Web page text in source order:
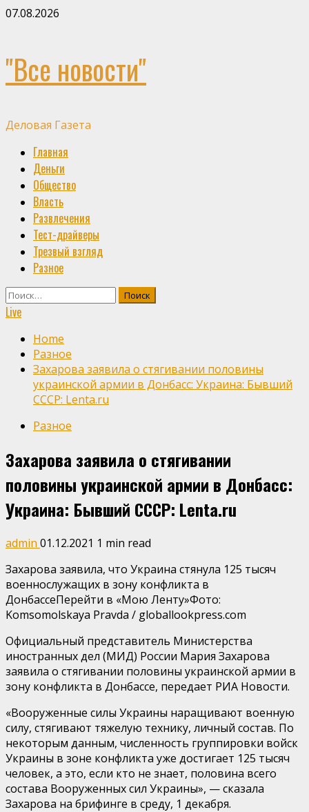
Skip
07.08.2026
"Все новости"
Деловая Газета
Primary
Menu
Главная
Деньги
Общество
Власть
Развлечения
Тест-драйверы
Трезвый взгляд
Разное
Найти:
Live
Home
Разное
Захарова заявила о стягивании половины
украинской армии в Донбасс: Украина: Бывший
СССР: Lenta.ru
Разное
Захарова заявила о стягивании
половины украинской армии в Донбасс:
Украина: Бывший СССР: Lenta.ru
admin 01.12.2021 1 min read
Захарова заявила, что Украина стянула 125 тысяч
военнослужащих в зону конфликта в
ДонбассеПерейти в «Мою Ленту»Фото:
Komsomolskaya Pravda / globallookpress.com
Официальный представитель Министерства
иностранных дел (МИД) России Мария Захарова
заявила о стягивании половины украинской армии в
зону конфликта в Донбассе, передает РИА Новости.
«Вооруженные силы Украины наращивают военную
силу, стягивают тяжелую технику, личный состав. По
некоторым данным, численность группировки войск
Украины в зоне конфликта уже достигает 125 тысяч
человек, а это, если кто не знает, половина всего
состава Вооруженных сил Украины», — сказала
Захарова на брифинге в среду, 1 декабря.